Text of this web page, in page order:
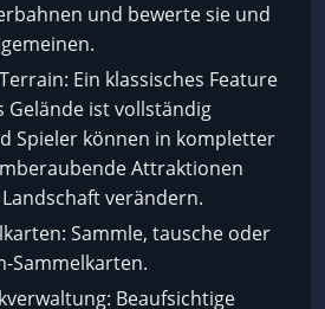
und bewerte sie und
Ein klassisches Feature
Gelände ist vollständig
Spieler können in kompletter
Attraktionen
verändern.
Sammle, tausche oder
Sammelkarten.
Beaufsichtige